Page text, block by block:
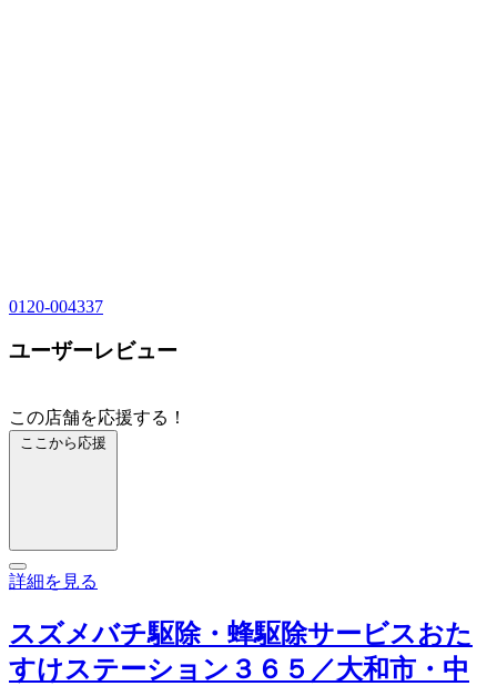
0120-004337
ユーザーレビュー
この店舗を応援する！
ここから応援
詳細を見る
スズメバチ駆除・蜂駆除サービスおた
すけステーション３６５／大和市・中